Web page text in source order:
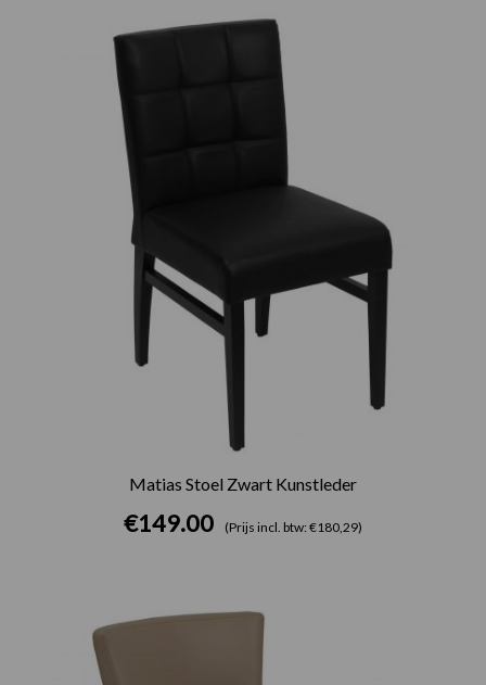
Matias Stoel Zwart Kunstleder
€149.00 (Prijs incl. btw: €180,29)